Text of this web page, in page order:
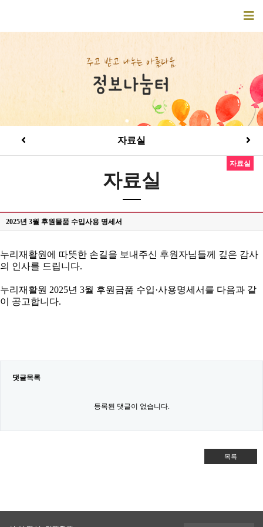
자료실
자료실
2025년 3월 후원물품 수입사용 명세서
자료실
누리재활원에 따뜻한 손길을 보내주신 후원자님들께 깊은 감사
의 인사를 드립니다.
누리재활원 2025년 3월 후원금품 수입·사용명세서를 다음과 같
이 공고합니다.
댓글목록
등록된 댓글이 없습니다.
목록